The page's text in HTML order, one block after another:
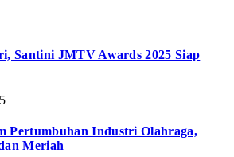
Santini JMTV Awards 2025 Siap
Pertumbuhan Industri Olahraga,
Meriah